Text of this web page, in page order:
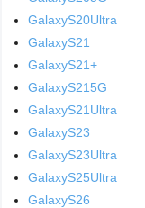
GalaxyS20Ultra
GalaxyS21
GalaxyS21+
GalaxyS215G
GalaxyS21Ultra
GalaxyS23
GalaxyS23Ultra
GalaxyS25Ultra
GalaxyS26